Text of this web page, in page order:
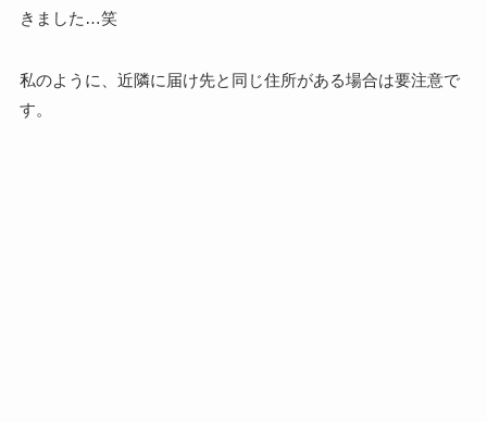
きました…笑
私のように、近隣に届け先と同じ住所がある場合は要注意で
す。